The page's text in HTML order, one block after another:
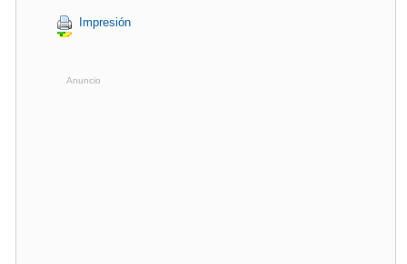
Impresión
Anuncio